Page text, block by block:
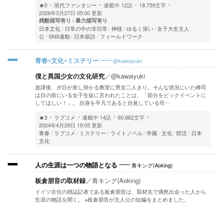
★0
現代ファンタジー 連載中 12話
18,759文字
2026年3月27日 05:00 更新
残酷描写有り 暴力描写有り
日本文化 日常の中の非日常 神様 ゆるく深い 女子大生主人
公 SNS連動 日本探訪 フィールドワーク
青春×文化×ミステリー @kawaiyuki
僕と異国少女の文化研究／@kawaiyuki
放課後、夕日が差し掛かる教室に男女二人きり。そんな状況にいた峰司
は目の前にいる女子生徒に言われたことは、「節分をビックイベントに
してほしい！」。 自身を平凡であると自覚している司…
★3
ラブコメ 連載中 14話
60,882文字
2024年4月29日 19:05 更新
青春
ラブコメ ミステリー ライトノベル 学園 文化 部活
日本
文化
人の生涯は一つの物語となる 青キング(Aoking)
板倉朋音の取材録／青キング(Aoking)
ドイツ在住の雑誌記者である板倉朋音は、取材先で偶然出会った人から
生涯の物語を聞く。 ※板倉朋音が主人公の短編をまとめました。